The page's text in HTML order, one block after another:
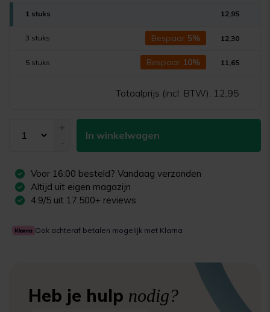
1 stuks 12,95
3 stuks Bespaar 5% 12,30
5 stuks Bespaar 10% 11,65
Totaalprijs (incl. BTW): 12,95
In winkelwagen
Voor 16:00 besteld? Vandaag verzonden
Altijd uit eigen magazijn
4.9/5 uit 17.500+ reviews
Ook achteraf betalen mogelijk met Klarna
Heb je hulp nodig?